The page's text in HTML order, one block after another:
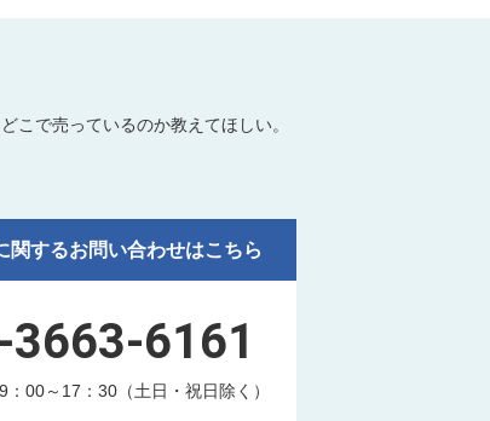
こで売っているのか教えてほしい。
関するお問い合わせはこちら
3663-6161
：00～17：30（土日・祝日除く）